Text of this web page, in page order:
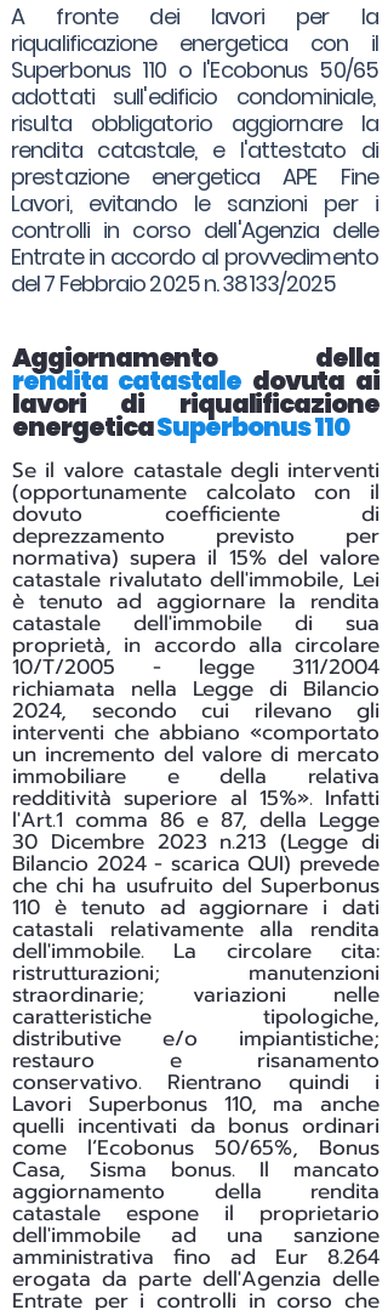
A fronte dei lavori per la
riqualificazione energetica con il
Superbonus 110 o l'Ecobonus 50/65
adottati sull'edificio condominiale,
risulta obbligatorio aggiornare la
rendita catastale, e l'attestato di
prestazione energetica APE Fine
Lavori, evitando le sanzioni per i
controlli in corso dell'Agenzia delle
Entrate in accordo al provvedimento
del 7 Febbraio 2025 n. 38133/2025
Aggiornamento della
rendita catastale dovuta ai
lavori di riqualificazione
energeticaSuperbonus 110
Se il valore catastale degli interventi
(opportunamente calcolato con il
dovuto coefficiente di
deprezzamento previsto per
normativa) supera il 15% del valore
catastale rivalutato dell'immobile, Lei
è tenuto ad aggiornare la rendita
catastale dell'immobile di sua
proprietà, in accordo alla circolare
10/T/2005 - legge 311/2004
richiamata nella Legge di Bilancio
2024, secondo cui rilevano gli
interventi che abbiano «comportato
un incremento del valore di mercato
immobiliare e della relativa
redditività superiore al 15%». Infatti
l'Art.1 comma 86 e 87, della Legge
30 Dicembre 2023 n.213 (Legge di
Bilancio 2024 - scaricaQUI) prevede
che chi ha usufruito del Superbonus
110 è tenuto ad aggiornare i dati
catastali relativamente alla rendita
dell'immobile. La circolare cita:
ristrutturazioni; manutenzioni
straordinarie; variazioni nelle
caratteristiche tipologiche,
distributive e/o impiantistiche;
restauro e risanamento
conservativo. Rientrano quindi i
Lavori Superbonus 110, ma anche
quelli incentivati da bonus ordinari
come l’Ecobonus 50/65%, Bonus
Casa, Sisma bonus. Il mancato
aggiornamento della rendita
catastale espone il proprietario
dell'immobile ad una sanzione
amministrativa fino ad Eur 8.264
erogata da parte dell'Agenzia delle
Entrate per i controlli in corso che